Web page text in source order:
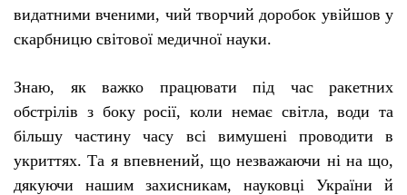
видатними вченими, чий творчий доробок увійшов у
скарбницю світової медичної науки.
Знаю, як важко працювати під час ракетних
обстрілів з боку росії, коли немає світла, води та
більшу частину часу всі вимушені проводити в
укриттях. Та я впевнений, що незважаючи ні на що,
дякуючи нашим захисникам, науковці України й